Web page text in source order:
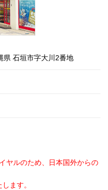
県 石垣市字大川2番地
ヤルのため、日本国外からの
ます。